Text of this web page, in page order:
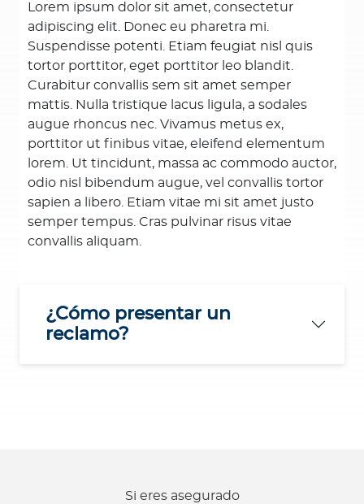
Lorem ipsum dolor sit amet, consectetur
adipiscing elit. Donec eu pharetra mi.
Suspendisse potenti. Etiam feugiat nisl quis
tortor porttitor, eget porttitor leo blandit.
Curabitur convallis sem sit amet semper
mattis. Nulla tristique lacus ligula, a sodales
augue rhoncus nec. Vivamus metus ex,
porttitor ut finibus vitae, eleifend elementum
lorem. Ut tincidunt, massa ac commodo auctor,
odio nisl bibendum augue, vel convallis tortor
sapien a libero. Etiam vitae mi sit amet justo
semper tempus. Cras pulvinar risus vitae
convallis aliquam.
¿Cómo presentar un
reclamo?
Si eres asegurado